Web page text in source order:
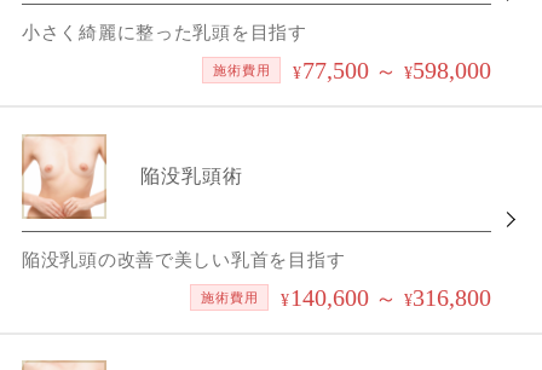
小さく綺麗に整った乳頭を目指す
施術費用 ¥77,500 ～ ¥598,000
陥没乳頭術
陥没乳頭の改善で美しい乳首を目指す
施術費用 ¥ 140,600 ～ ¥316,800